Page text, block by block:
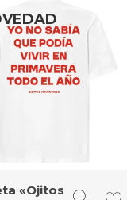
«Ojitos